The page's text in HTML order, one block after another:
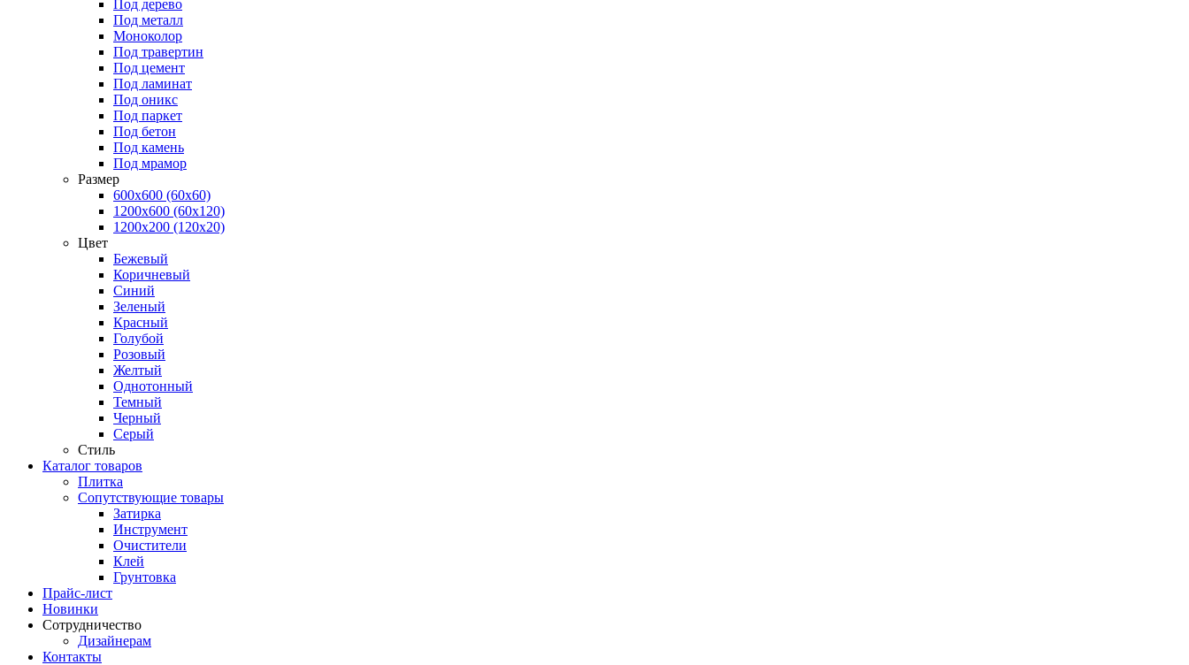
Под дерево
Под металл
Моноколор
Под травертин
Под цемент
Под ламинат
Под оникс
Под паркет
Под бетон
Под камень
Под мрамор
Размер
600х600 (60х60)
1200х600 (60х120)
1200х200 (120x20)
Цвет
Бежевый
Коричневый
Синий
Зеленый
Красный
Голубой
Розовый
Желтый
Однотонный
Темный
Черный
Серый
Стиль
Каталог товаров
Плитка
Сопутствующие товары
Затирка
Инструмент
Очистители
Клей
Грунтовка
Прайс-лист
Новинки
Сотрудничество
Дизайнерам
Контакты